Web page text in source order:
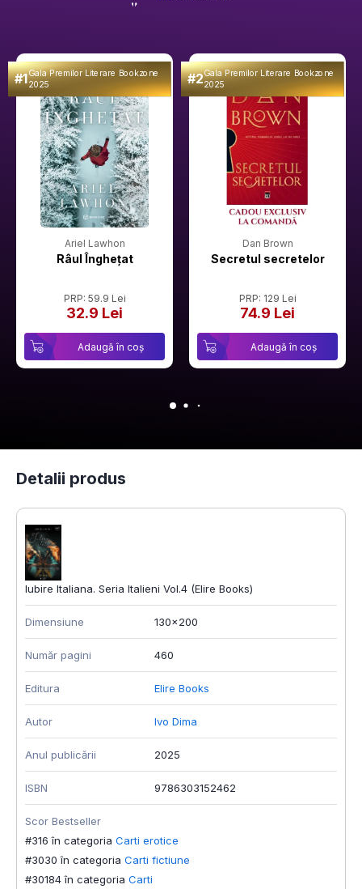
#1Gala Premilor Literare Bookzone
2025
Ariel Lawhon
Râul Înghețat
PRP: 59.9 Lei
32.9 Lei
Adaugă în coș
#2Gala Premilor Literare Bookzone
2025
Dan Brown
Secretul secretelor
PRP: 129 Lei
74.9 Lei
Adaugă în coș
Detalii produs
Iubire Italiana. Seria Italieni Vol.4 (Elire Books)
Dimensiune 130x200
Număr pagini 460
Editura Elire Books
Autor Ivo Dima
Anul publicării 2025
ISBN 9786303152462
Scor Bestseller
#316 în categoria Carti erotice
#3030 în categoria Carti fictiune
#30184 în categoria Carti